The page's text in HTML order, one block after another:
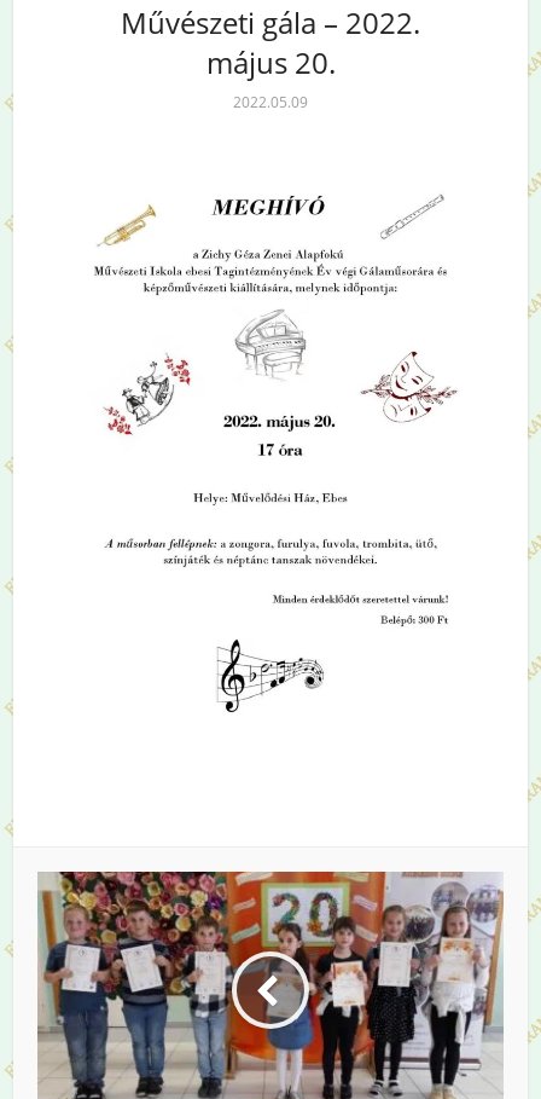
Művészeti gála – 2022.
május 20.
2022.05.09